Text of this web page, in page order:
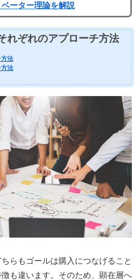
ーター理論を解説
れぞれのアプローチ方法
法
法
らもゴールは購入につなげること
も違います。そのため、顕在層へ